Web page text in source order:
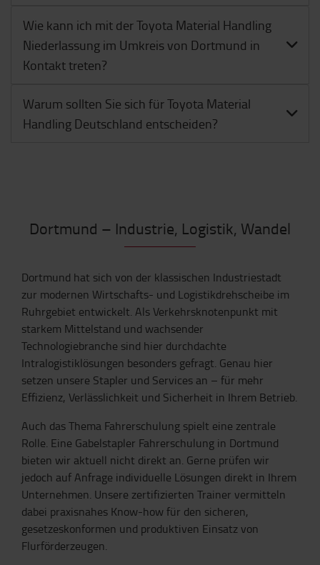
Wie kann ich mit der Toyota Material Handling
Niederlassung im Umkreis von Dortmund in
Kontakt treten?
Warum sollten Sie sich für Toyota Material
Handling Deutschland entscheiden?
Dortmund – Industrie, Logistik, Wandel
Dortmund hat sich von der klassischen Industriestadt
zur modernen Wirtschafts- und Logistikdrehscheibe im
Ruhrgebiet entwickelt. Als Verkehrsknotenpunkt mit
starkem Mittelstand und wachsender
Technologiebranche sind hier durchdachte
Intralogistiklösungen besonders gefragt. Genau hier
setzen unsere Stapler und Services an – für mehr
Effizienz, Verlässlichkeit und Sicherheit in Ihrem Betrieb.
Auch das Thema Fahrerschulung spielt eine zentrale
Rolle. Eine Gabelstapler Fahrerschulung in Dortmund
bieten wir aktuell nicht direkt an. Gerne prüfen wir
jedoch auf Anfrage individuelle Lösungen direkt in Ihrem
Unternehmen. Unsere zertifizierten Trainer vermitteln
dabei praxisnahes Know-how für den sicheren,
gesetzeskonformen und produktiven Einsatz von
Flurförderzeugen.